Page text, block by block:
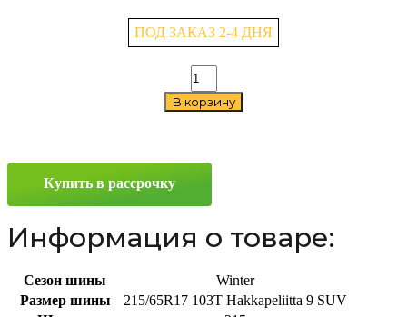
ПОД ЗАКАЗ 2-4 ДНЯ
Количество
товара
Nokian
SUV
R17
В корзину
Купить в рассрочку
Информация о товаре:
Сезон шины
Winter
Размер шины
215/65R17 103T Hakkapeliitta 9 SUV